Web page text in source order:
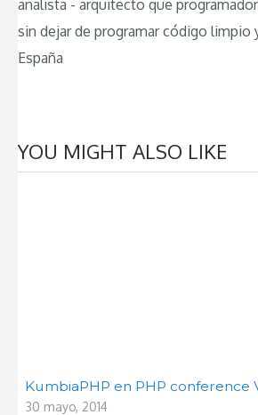
analista - arquitecto que
sin dejar de programar código limpio
España
YOU MIGHT ALSO LIKE
KumbiaPHP en PHP conference
30 mayo, 2014